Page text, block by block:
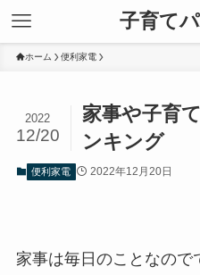
子育て
ホーム 便利家電
家事や子育
ンキング
2022
12/20
便利家電 2022年12月20日
家事は毎日のことなので